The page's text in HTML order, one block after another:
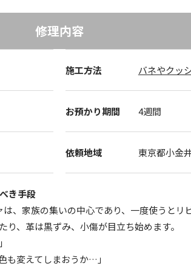
修理内容
施工方法 バネやクッ
お預かり期間 4週間
依頼地域 東京都小金
き手段
、家族の集いの中心であり、一度使うとリ
、革は黒ずみ、小傷が目立ち始めます。
も変えてしまおうか…」